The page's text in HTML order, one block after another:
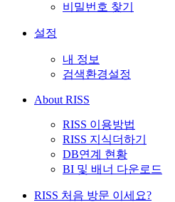
비밀번호 찾기
설정
내 정보
검색환경설정
About RISS
RISS 이용방법
RISS 지식더하기
DB연계 현황
BI 및 배너 다운로드
RISS 처음 방문 이세요?